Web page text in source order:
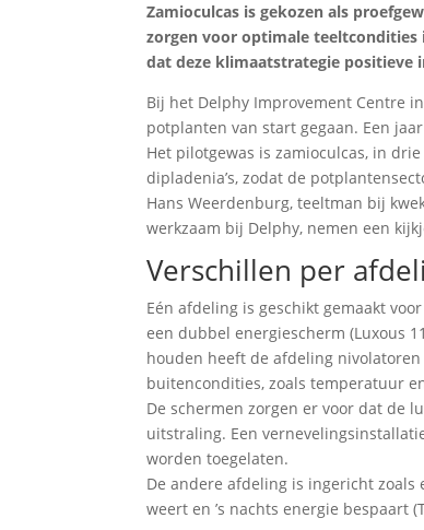
Zamioculcas is gekozen als
zorgen voor optimale teeltcondities
dat deze klimaatstrategie positieve
Bij het Delphy Improvement Centre
potplanten van start gegaan. Een
Het pilotgewas is zamioculcas, in
dipladenia’s, zodat de
Hans Weerdenburg, teeltman bij
werkzaam bij Delphy, nemen een
Verschillen per
Eén afdeling is geschikt gemaakt
een dubbel energiescherm (Luxous
houden heeft de afdeling
buitencondities, zoals temperatuur
De schermen zorgen er voor dat de
uitstraling. Een
worden toegelaten.
De andere afdeling is ingericht
weert en ’s nachts energie bespaart